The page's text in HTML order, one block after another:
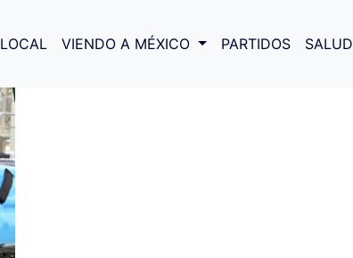
LOCAL VIENDO A MÉXICO PARTIDOS SALUD